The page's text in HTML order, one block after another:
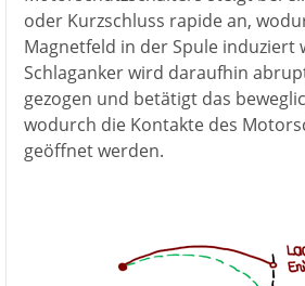
oder Kurzschluss rapide an,
Magnetfeld in der Spule induziert
Schlaganker wird daraufhin
gezogen und betätigt das
wodurch die Kontakte des
geöffnet werden.